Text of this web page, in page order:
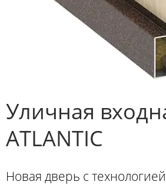
Уличная
ATLANTIC
Новая дверь с технологией